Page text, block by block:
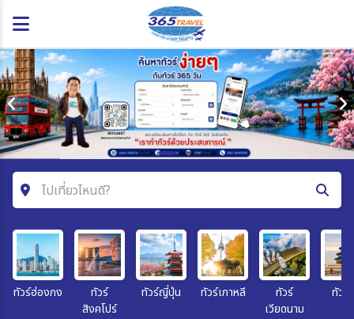
ไปเที่ยวไหนดี?
ค้นหาโปรแกรมทัวร์
คำค้นหา
ทัวร์ฮ่องกง
ทัวร์
สิงคโปร์
ทัวร์ญี่ปุ่น ทัวร์เกาหลี
ทัวร์
เวียดนาม
ทัวร์